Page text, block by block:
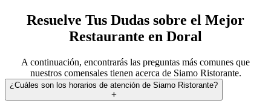
Resuelve Tus Dudas sobre el Mejor
Restaurante en Doral
A continuación, encontrarás las preguntas más comunes que
nuestros comensales tienen acerca de Siamo Ristorante.
¿Cuáles son los horarios de atención de Siamo Ristorante?